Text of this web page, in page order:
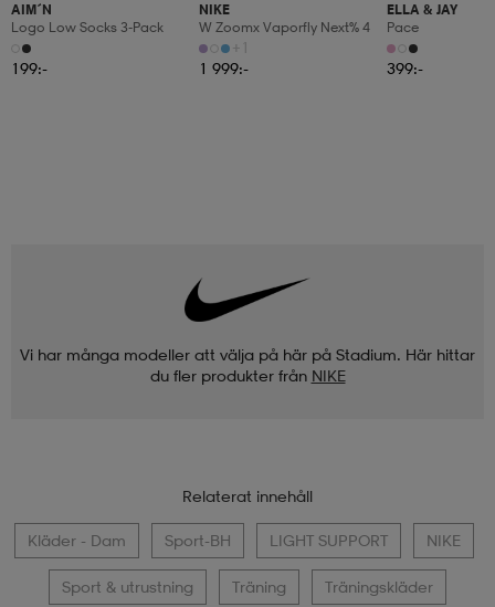
AIM´N
Logo Low Socks 3-Pack
199:-
NIKE
W Zoomx Vaporfly Next% 4
+1
1 999:-
ELLA & JAY
Pace
399:-
Vi har många modeller att välja på här på Stadium. Här hittar
du fler produkter från NIKE
Relaterat innehåll
Kläder - Dam Sport-BH LIGHT SUPPORT NIKE
Sport & utrustning Träning Träningskläder